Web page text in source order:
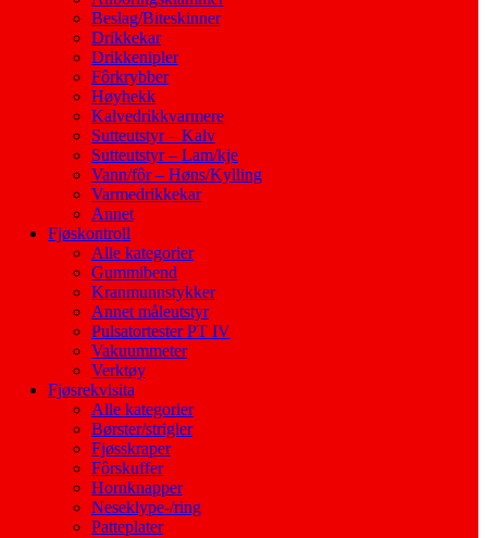
Beslag/Biteskinner
Drikkekar
Drikkenipler
Fôrkrybber
Høyhekk
Kalvedrikkvarmere
Sutteutstyr – Kalv
Sutteutstyr – Lam/kje
Vann/fôr – Høns/Kylling
Varmedrikkekar
Annet
Fjøskontroll
Alle kategorier
Gummibend
Kranmunnstykker
Annet måleutstyr
Pulsatortester PT IV
Vakuummeter
Verktøy
Fjøsrekvisita
Alle kategorier
Børster/strigler
Fjøsskraper
Fôrskuffer
Hornknapper
Neseklype-/ring
Patteplater